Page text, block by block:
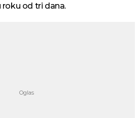
od tri dana.